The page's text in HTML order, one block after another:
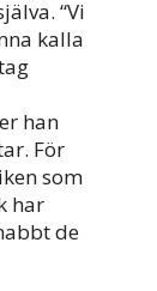
“Vi
kalla
han
För
som
har
de